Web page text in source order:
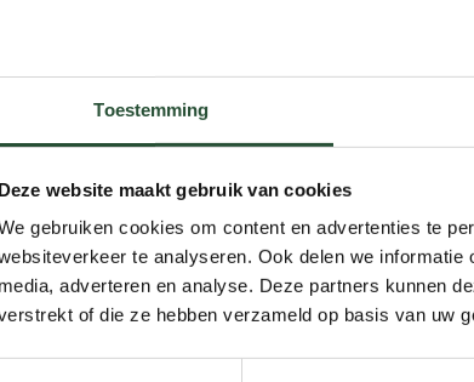
Toestemming
Deze website maakt gebruik van cookies
gebruiken cookies om content en advertenties te
te analyseren. Ook delen we
media, adverteren en analyse. Deze partners kunnen
of die ze hebben verzameld op basis van uw
u retour wilt sturen.